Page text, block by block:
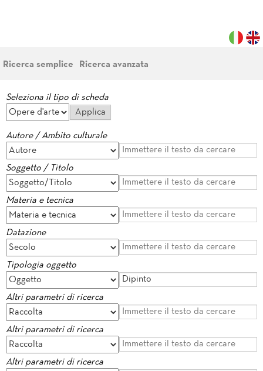
Ricerca semplice Ricerca avanzata
Seleziona il tipo di scheda
Autore / Ambito culturale
Soggetto / Titolo
Materia e tecnica
Datazione
Tipologia oggetto
Altri parametri di ricerca
Altri parametri di ricerca
Altri parametri di ricerca